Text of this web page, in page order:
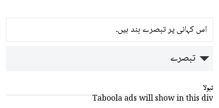
اس کہانی پر تبصرے بند ہیں۔
تبصرے
تبولا
Taboola ads will show in this div